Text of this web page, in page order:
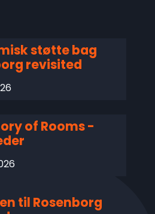
støtte bag
revisited
of Rooms -
til Rosenborg